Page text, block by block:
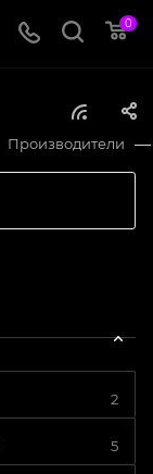
0
Производители —
2
5